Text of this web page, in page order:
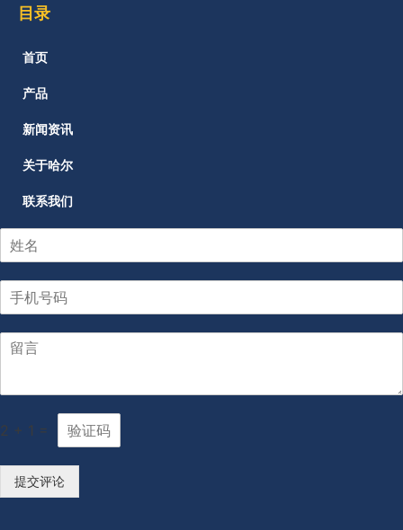
目录
首页
产品
新闻资讯
关于哈尔
联系我们
2 + 1 =
提交评论